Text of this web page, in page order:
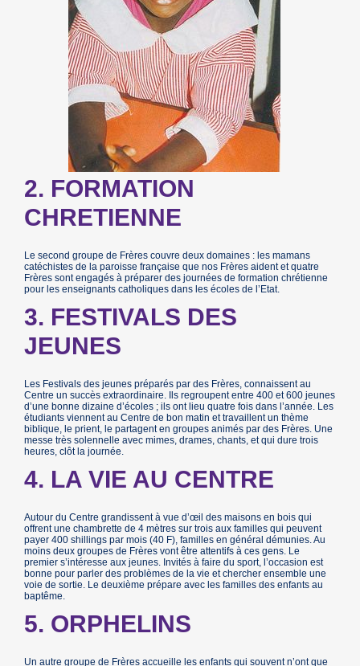
2. FORMATION
CHRETIENNE
Le second groupe de Frères couvre deux domaines : les mamans
catéchistes de la paroisse française que nos Frères aident et quatre
Frères sont engagés à préparer des journées de formation chrétienne
pour les enseignants catholiques dans les écoles de l’Etat.
3. FESTIVALS DES
JEUNES
Les Festivals des jeunes préparés par des Frères, connaissent au
Centre un succès extraordinaire. Ils regroupent entre 400 et 600 jeunes
d’une bonne dizaine d’écoles ; ils ont lieu quatre fois dans l’année. Les
étudiants viennent au Centre de bon matin et travaillent un thème
biblique, le prient, le partagent en groupes animés par des Frères. Une
messe très solennelle avec mimes, drames, chants, et qui dure trois
heures, clôt la journée.
4. LA VIE AU CENTRE
Autour du Centre grandissent à vue d’œil des maisons en bois qui
offrent une chambrette de 4 mètres sur trois aux familles qui peuvent
payer 400 shillings par mois (40 F), familles en général démunies. Au
moins deux groupes de Frères vont être attentifs à ces gens. Le
premier s’intéresse aux jeunes. Invités à faire du sport, l’occasion est
bonne pour parler des problèmes de la vie et chercher ensemble une
voie de sortie. Le deuxième prépare avec les familles des enfants au
baptême.
5. ORPHELINS
Un autre groupe de Frères accueille les enfants qui souvent n’ont que